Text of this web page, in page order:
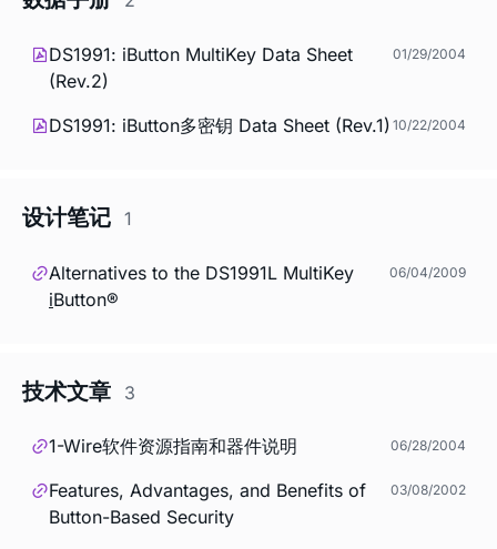
DS1991: iButton MultiKey Data Sheet
(Rev.2)
01/29/2004
DS1991: iButton多密钥 Data Sheet (Rev.1) 10/22/2004
设计笔记 1
Alternatives to the DS1991L MultiKey
iButton®
06/04/2009
技术文章 3
1-Wire软件资源指南和器件说明 06/28/2004
Features, Advantages, and Benefits of
Button-Based Security
03/08/2002